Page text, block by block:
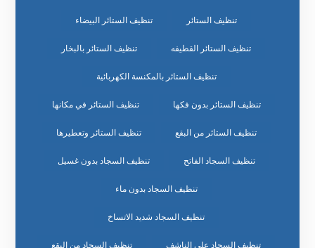
تنظيف الستائر تنظيف الستائر البيضاء
تنظيف الستائر القطيفه تنظيف الستائر بالبخار
تنظيف الستائر بالمكنسة الكهربائية
تنظيف الستائر بدون فكها تنظيف الستائر في مكانها
تنظيف الستائر من البقع تنظيف الستائر وتعطيرها
تنظيف السجاد الفاتح تنظيف السجاد بدون غسيل
تنظيف السجاد بدون ماء
تنظيف السجاد شديد الاتساخ
تنظيف السجاد على الناشف تنظيف السجاد من البقع